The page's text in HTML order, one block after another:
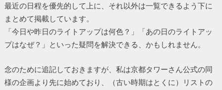
最近の日程を優先的して上に、それ以外は一覧できるよう下に
まとめて掲載しています。
「今日や昨日のライトアップは何色？」「あの日のライトアッ
プはなぜ？」といった疑問を解決できる、かもしれません。
念のために追記しておきますが、私は京都タワーさん公式の同
様の企画より先に始めており、（古い時期はとくに）リストの